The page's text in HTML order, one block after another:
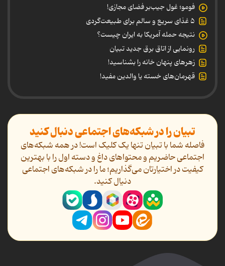
فومو؛ غول جیب‌بر فضای مجازی!
۵ غذای سریع و سالم برای طبیعت‌گردی
نتیجه حمله آمریکا به ایران چیست؟
رونمایی از اتاق برق جدید تبیان
زهرهای پنهان خانه را بشناسید!
قهرمان‌های خسته یا والدین مفید!
تبیان را در شبکه‌های اجتماعی دنبال کنید
فاصله شما با تبیان تنها یک کلیک است! در همه شبکه‌های
اجتماعی حاضریم و محتواهای داغ و دسته اول را با بهترین
کیفیت در اختیارتان می‌گذاریم؛ ما را در شبکه‌های اجتماعی
دنیال کنید.